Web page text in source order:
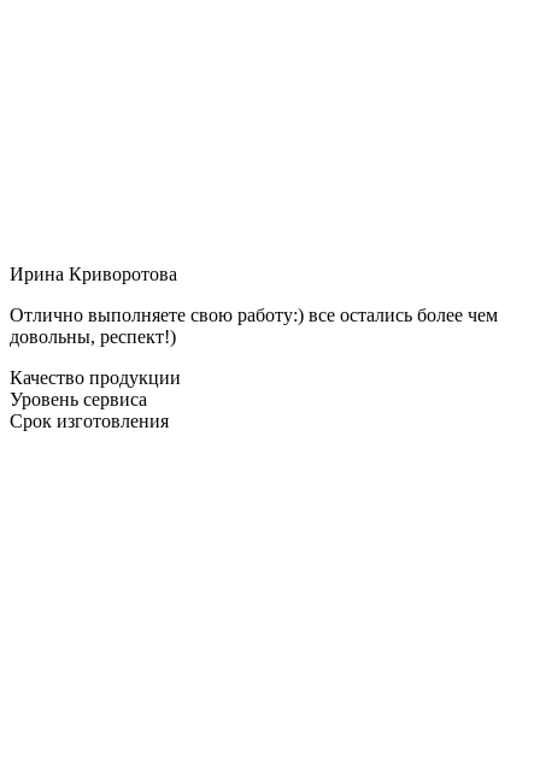
Ирина Криворотова
Отлично выполняете свою работу:) все остались более чем
довольны, респект!)
Качество продукции
Уровень сервиса
Срок изготовления